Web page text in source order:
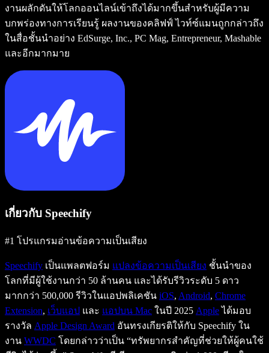
งานผลักดันให้โลกออนไลน์เข้าถึงได้มากขึ้นสำหรับผู้มีความ
บกพร่องทางการเรียนรู้ ผลงานของคลิฟฟ์ ไวท์ซ์แมนถูกกล่าวถึง
ในสื่อชั้นนำอย่าง EdSurge, Inc., PC Mag, Entrepreneur, Mashable
และอีกมากมาย
เกี่ยวกับ Speechify
#1 โปรแกรมอ่านข้อความเป็นเสียง
Speechify เป็นแพลตฟอร์ม แปลงข้อความเป็นเสียง ชั้นนำของ
โลกที่มีผู้ใช้งานกว่า 50 ล้านคน และได้รับรีวิวระดับ 5 ดาว
มากกว่า 500,000 รีวิวในแอปพลิเคชัน iOS, Android, Chrome
Extension, เว็บแอป และ แอปบน Mac ในปี 2025 Appleได้มอบ
รางวัล Apple Design Award อันทรงเกียรติให้กับ Speechify ใน
งาน WWDC โดยกล่าวว่าเป็น “ทรัพยากรสำคัญที่ช่วยให้ผู้คนใช้